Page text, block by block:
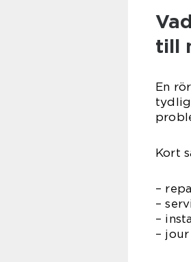
till
En
Kort
–
–
–
–